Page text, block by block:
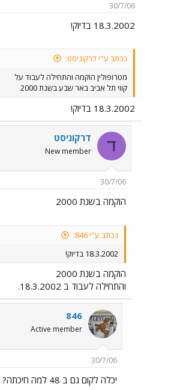
30/7/06
18.3.2002 בדיוק!
נכתב ע"י דרקוניסט:
מטרופולין הוקמה והתחילה לעבוד על
קווי תל אביב באר שבע בשנת 2000
18.3.2002 בדיוק!
ד דרקוניסט
New member
30/7/06
הוקמה בשנת 2000
נכתב ע"י 846:
18.3.2002 בדיוק!
הוקמה בשנת 2000
והתחילה לעבוד ב 18.3.2002.
846
Active member
30/7/06
יכלה לקום גם ב 48 למה חיכתה?